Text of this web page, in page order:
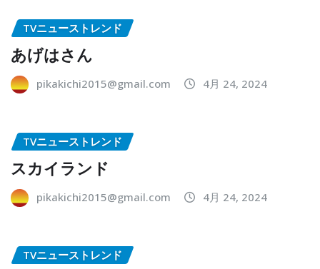
TVニューストレンド
あげはさん
pikakichi2015@gmail.com 4月 24, 2024
TVニューストレンド
スカイランド
pikakichi2015@gmail.com 4月 24, 2024
TVニューストレンド